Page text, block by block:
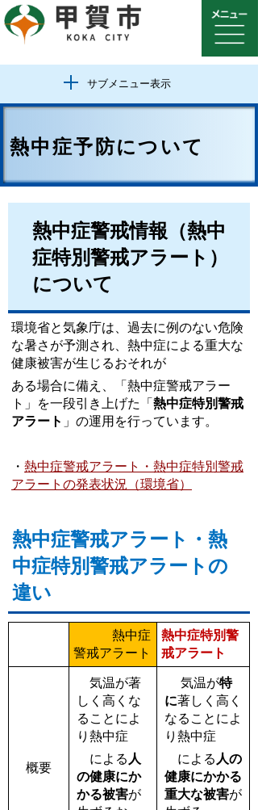
サブメニュー表示
熱中症予防について
熱中症警戒情報（熱中
症特別警戒アラート）
について
環境省と気象庁は、過去に例のない危険
な暑さが予測され、熱中症による重大な
健康被害が生じるおそれが
ある場合に備え、
「熱中症警戒アラー
ト」を一段引き上げた「 熱中症特別警戒
アラート 」の運用を行っています。
・ 熱中症警戒アラート・熱中症特別警戒
アラートの発表状況（環境省）
熱中症警戒アラート・熱
中症特別警戒アラートの
違い
熱中症
警戒アラート
熱中症特別警
戒アラート
概要
気温が著
しく高くな
ることによ
り熱中症
による 人
の健康にか
かる被害が
気温が特
に著しく高く
なることによ
り熱中症
による 人の
健康にかかる
重大な被害が